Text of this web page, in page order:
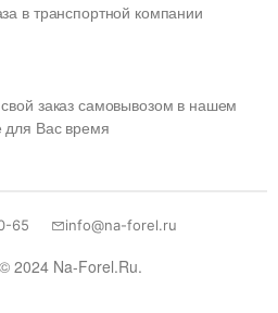
в транспортной компании
заказ самовывозом в нашем
для Вас время
2024 Na-Forel.Ru.
65 info@na-forel.ru